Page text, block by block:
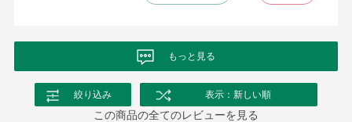
もっと見る
絞り込み 表示：新しい順
この商品の全てのレビューを見る